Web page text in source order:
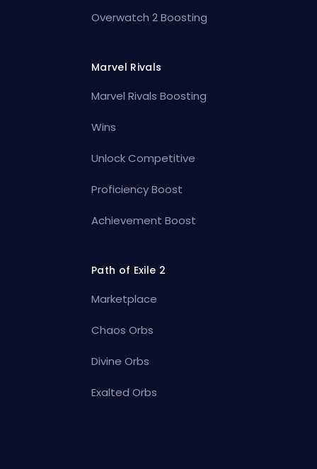
Overwatch 2 Boosting
Marvel Rivals
Marvel Rivals Boosting
Wins
Unlock Competitive
Proficiency Boost
Achievement Boost
Path of Exile 2
Marketplace
Chaos Orbs
Divine Orbs
Exalted Orbs